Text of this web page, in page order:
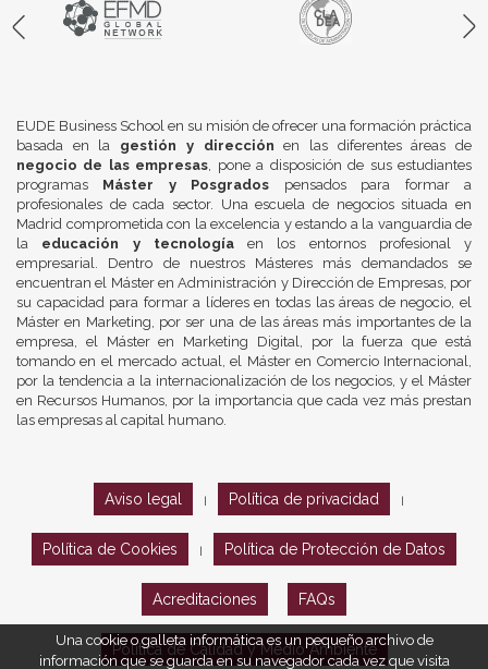
EUDE Business School en su misión de ofrecer una formación práctica
basada en la gestión y dirección en las diferentes áreas de
negocio de las empresas, pone a disposición de sus estudiantes
programas Máster y Posgrados pensados para formar a
profesionales de cada sector. Una escuela de negocios situada en
Madrid comprometida con la excelencia y estando a la vanguardia de
la educación y tecnologíaen los entornos profesional y
empresarial. Dentro de nuestros Másteres más demandados se
encuentran el Máster en Administración y Dirección de Empresas, por
su capacidad para formar a líderes en todas las áreas de negocio, el
Máster en Marketing, por ser una de las áreas más importantes de la
empresa, el Máster en Marketing Digital, por la fuerza que está
tomando en el mercado actual, el Máster en Comercio Internacional,
por la tendencia a la internacionalización de los negocios, y el Máster
en Recursos Humanos, por la importancia que cada vez más prestan
las empresas al capital humano.
Aviso legal Política de privacidad
Política de Cookies Política de Protección de Datos
Acreditaciones FAQs
Política de Calidad y Medio Ambiente
Una cookie o galleta informática es un pequeño archivo de
información que se guarda en su navegador cada vez que visita